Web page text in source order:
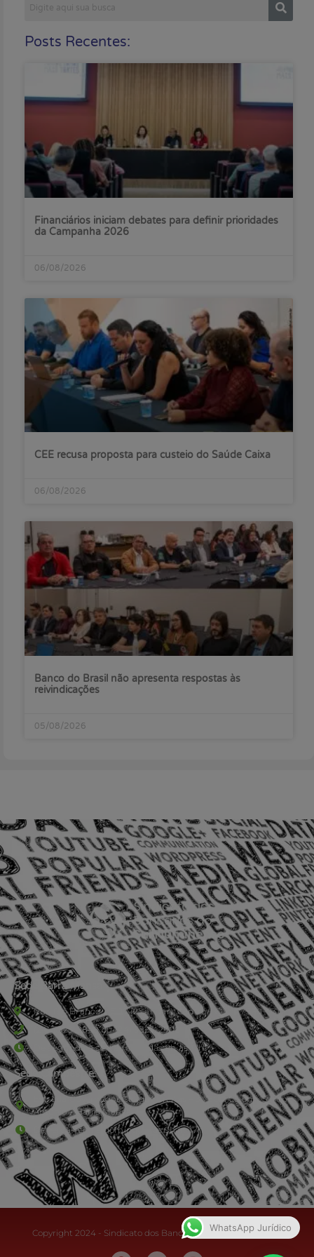
Posts Recentes:
Financiários iniciam debates para definir prioridades
da Campanha 2026
06/08/2026
CEE recusa proposta para custeio do Saúde Caixa
06/08/2026
Banco do Brasil não apresenta respostas às
reivindicações
05/08/2026
Sede Barra Mansa
Rua Rio Branco, nº107 (2º andar), Centro - Cep: 27.330-030
(24) 3323-2848 ou (24) 3323-2500
De segunda à sexta-feira , das 9h às 17h.
Sede Campestre:
Estrada Governador Chagas Freitas – 3.780 – Colônia Santo
Antônio – Barra Mansa
De terça-feira a domingo, das 9h às 17h
Copyright 2024 - Sindicato dos Bancários do Sul Fluminense
WhatsApp Jurídico